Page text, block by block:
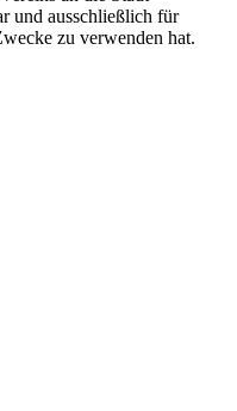
und ausschließlich für
zu verwenden hat.